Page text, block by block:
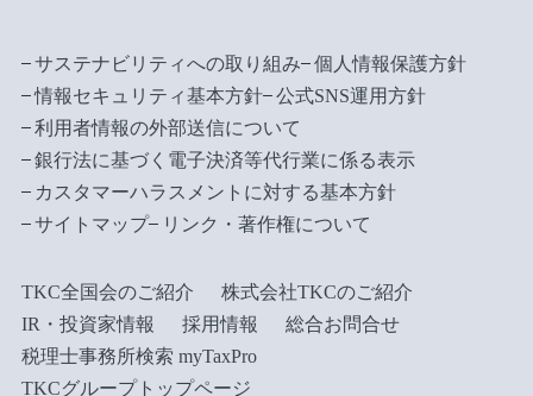
サステナビリティへの取り組み
個人情報保護方針
情報セキュリティ基本方針
公式SNS運用方針
利用者情報の外部送信について
銀行法に基づく電子決済等代行業に係る表示
カスタマーハラスメントに対する基本方針
サイトマップ
リンク・著作権について
TKC全国会のご紹介
株式会社TKCのご紹介
IR・投資家情報
採用情報
総合お問合せ
税理士事務所検索 myTaxPro
TKCグループトップページ